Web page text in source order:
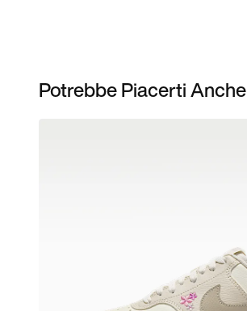
Potrebbe Piacerti Anche